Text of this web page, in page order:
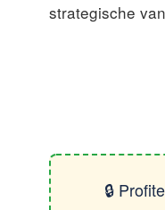
strategische
🔒